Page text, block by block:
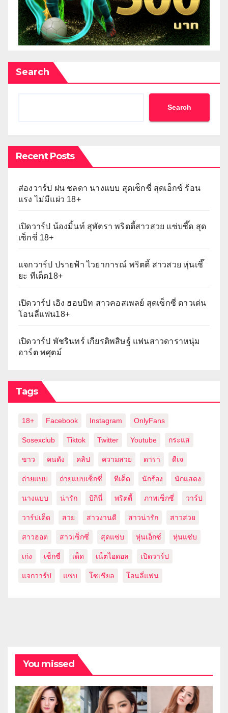
Search
Search
Recent Posts
ส่องวาร์ป ฝน ชลดา นางแบบ สุดเซ็กซี่ สุดเอ็กซ์ ร้อน
แรง ไม่มีแผ่ว 18+
เปิดวาร์ป น้องมิ้นท์ สุพัตรา พริตตี้สาวสวย แซ่บซี๊ด สุด
เซ็กซี่ 18+
แจกวาร์ป ปรายฟ้า ไวยาการณ์ พริตตี้ สาวสวย หุ่นเซี๊
ยะ ทีเด็ด18+
เปิดวาร์ป เอิง ฮอบบิท สาวคอสเพลย์ สุดเซ็กซี่ ดาวเด่น
โอนลี่แฟน18+
เปิดวาร์ป พัชรินทร์ เกียรติพสิษฐ์ แฟนสาวดาราหนุ่ม
อาร์ต พศุตม์
Tags
18+ Facebook Instagram OnlyFans
Sosexclub Tiktok Twitter Youtube กระแส
ขาว คนดัง คลิป ความสวย ดารา ดีเจ
ถ่ายแบบ ถ่ายแบบเซ็กซี่ ทีเด็ด นักร้อง นักแสดง
นางแบบ น่ารัก บิกินี่ พริตตี้ ภาพเซ็กซี่ วาร์ป
วาร์ปเด็ด สวย สาวงานดี สาวน่ารัก สาวสวย
สาวฮอต สาวเซ็กซี่ สุดแซ่บ หุ่นเอ็กซ์ หุ่นแซ่บ
เก่ง เซ็กซี่ เด็ด เน็ตไอดอล เปิดวาร์ป
แจกวาร์ป แซ่บ โซเชียล โอนลี่แฟน
You missed